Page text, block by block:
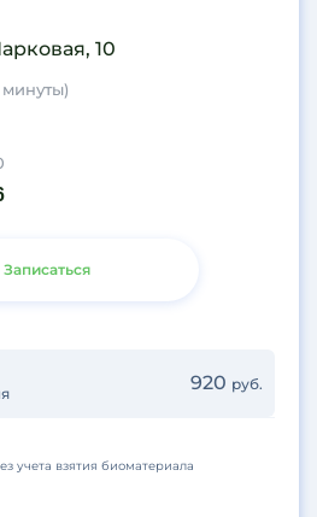
10
минуты)
Записаться
920 руб.
учета взятия биоматериала